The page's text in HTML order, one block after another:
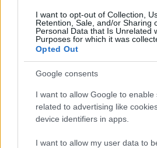
I want to opt-out of Collection,
Retention, Sale, and/or Sharing
Personal Data that Is Unrelated
Purposes for which it was
Opted Out
Google consents
I want to allow Google to enable
related to advertising like
device identifiers in apps.
I want to allow my user data to
Ez csak két olyan adat, amit
kell, nem pedig elfordítani a
ezért volt nagyon fontos,
gyomrosként hatva – a
elhangozzanak. A színházi
után ilyen állításokban